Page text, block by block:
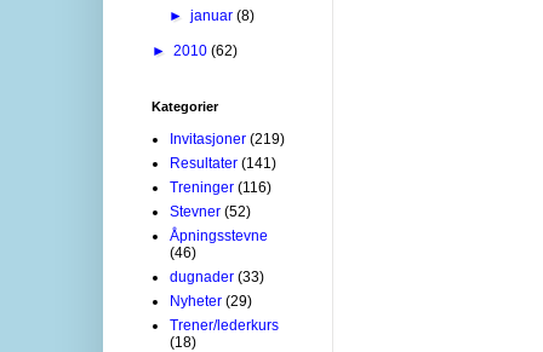
►januar(8)
► 2010 (62)
Kategorier
Invitasjoner (219)
Resultater (141)
Treninger (116)
Stevner (52)
Åpningsstevne
(46)
dugnader (33)
Nyheter (29)
Trener/lederkurs
(18)